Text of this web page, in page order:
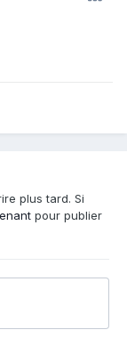
plus tard. Si
pour publier